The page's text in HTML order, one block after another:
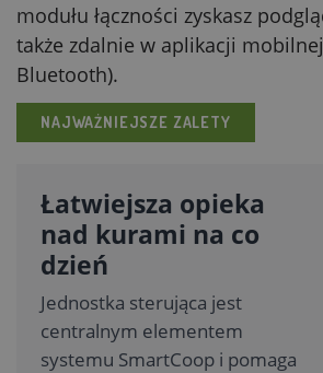
modułu łączności zyskasz
także zdalnie w aplikacji
Bluetooth).
NAJWAŻNIEJSZE ZALETY
Łatwiejsza opieka
nad kurami na co
dzień
Jednostka sterująca jest
centralnym elementem
systemu SmartCoop i pomaga